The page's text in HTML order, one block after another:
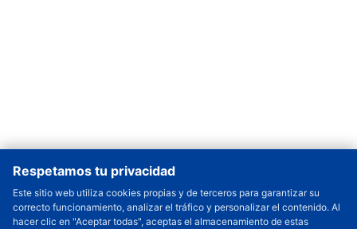
Respetamos tu privacidad
Este sitio web utiliza cookies propias y de terceros para garantizar su
correcto funcionamiento, analizar el tráfico y personalizar el contenido. Al
hacer clic en "Aceptar todas", aceptas el almacenamiento de estas
Cantidad a Ordenar - +